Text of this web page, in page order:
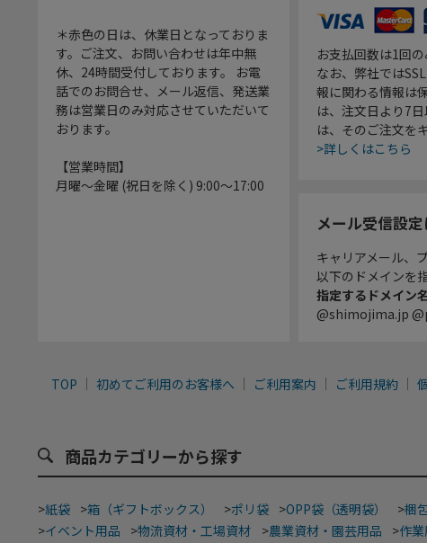
＊赤色の日は、休業日となっておりま
す。ご注文、お問い合わせは年中無
休、24時間受付しております。 お電
話でのお問合せ、メール返信、発送業
務は営業日のみ対応させていただいて
おります。
【営業時間】
月曜～金曜 (祝日を除く) 9:00～17:00
お支払回数は1回
なお、弊社では
報に関わる情報は
は、注文日より7
は、そのご注文を
>詳しくはこちら
メール受信設
キャリアメール、
以下のドメインを
指定するドメイン
@shimojima.jp
TOP 初めてご利用のお客様へ ご利用案内 ご利用規約
商品カテゴリーから探す
>紙袋 >箱（ギフトボックス） >ポリ袋 >OPP袋（透明袋） >梱
>イベント用品 >物流資材・工場資材 >農業資材・園芸用品 >作